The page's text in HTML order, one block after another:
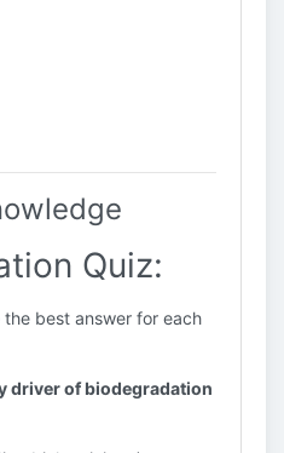
Quiz:
the best answer for each
driver of biodegradation